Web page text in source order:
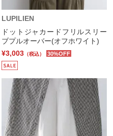
LUPILIEN
ドットジャカードフリルスリー
ブプルオーバー(オフホワイト)
¥3,003 （税込） 30%OFF